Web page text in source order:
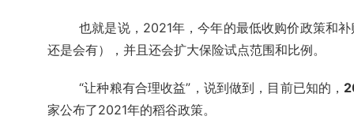
也就是说，2021年，今年的最低收购价政策和
还是会有），并且还会扩大保险试点范围和比例。
“让种粮有合理收益”，说到做到，目前已知的，
家公布了2021年的稻谷政策。